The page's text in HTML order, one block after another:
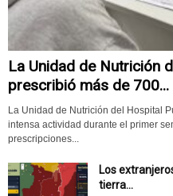
La Unidad de Nutrición
prescribió más de 700...
La Unidad de Nutrición del Hospital
intensa actividad durante el primer
prescripciones...
Los
tierra...